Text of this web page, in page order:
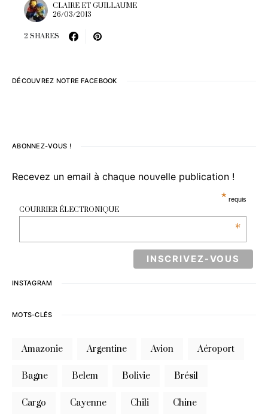
CLAIRE ET GUILLAUME
26/03/2013
2 SHARES
DÉCOUVREZ NOTRE FACEBOOK
ABONNEZ-VOUS !
Recevez un email à chaque nouvelle publication !
* requis
COURRIER ÉLECTRONIQUE
*
INSTAGRAM
MOTS-CLÉS
Amazonie Argentine Avion Aéroport
Bagne Belem Bolivie Brésil
Cargo Cayenne Chili Chine